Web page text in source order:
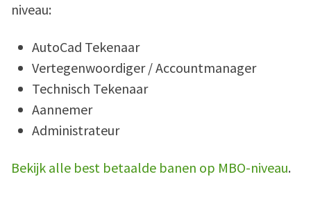
niveau:
AutoCad Tekenaar
Vertegenwoordiger / Accountmanager
Technisch Tekenaar
Aannemer
Administrateur
Bekijk alle best betaalde banen op MBO-niveau.